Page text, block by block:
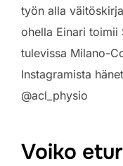
työn alla
ohella Einari toimii
tulevissa Milano-
Instagramista
@acl_physio
Voiko